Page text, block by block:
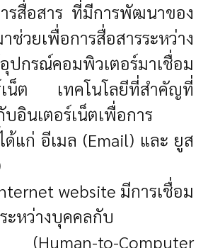
รสื่อสาร ที่มีการพัฒนาของ
ยเพื่อการสื่อสารระหว่าง
ปกรณ์คอมพิวเตอร์มาเชื่อม
เน็ต เทคโนโลยีที่สำคัญที่
อินเตอร์เน็ตเพื่อการ
ด้แก่ อีเมล (Email) และ ยูส
website มีการเชื่อม
ะหว่างบุคคลกับ
(Human-to-Computer